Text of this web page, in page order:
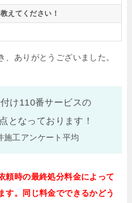
えてください！
、ありがとうございました。
け110番サービスの
点となっております！
工アンケート平均
頼時の最終処分料金によって
す。同じ料金でできるかどう